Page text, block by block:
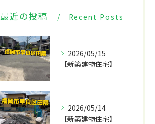
最近の投稿 Recent Posts
2026/05/15
【新築建物住宅】
2026/05/14
【新築建物住宅】